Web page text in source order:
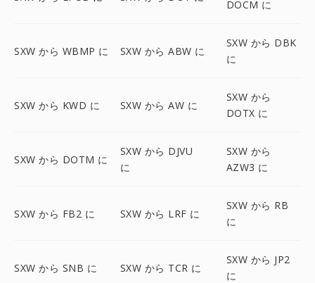
DOCM に
SXW から WBMP に SXW から ABW に
SXW から DBK
に
SXW から KWD に SXW から AW に
SXW から
DOTX に
SXW から DOTM に
SXW から DJVU
に
SXW から
AZW3 に
SXW から FB2 に SXW から LRF に
SXW から RB
に
SXW から SNB に SXW から TCR に
SXW から JP2
に